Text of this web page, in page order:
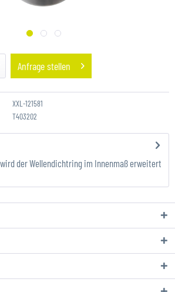
Anfrage stellen
XXL-121581
T403202
der Wellendichtring im Innenmaß erweitert